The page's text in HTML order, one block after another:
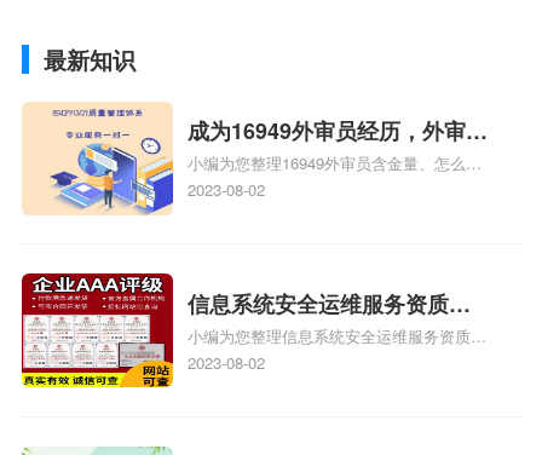
最新知识
成为16949外审员经历，外审员
16949
小编为您整理16949外审员含金量、怎么才
能成为注册的TS16949:2009的外审员、我
2023-08-02
信息系统安全运维服务资质二
级费用，信息系统安全运维服
务资质二级
小编为您整理信息系统安全运维服务资质认
证证书机构有哪些、安全运维服务资质的费
2023-08-02